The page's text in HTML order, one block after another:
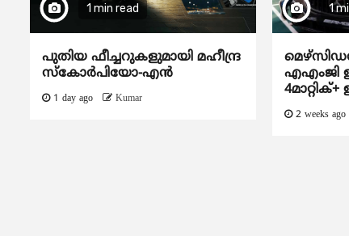
1 min read
പുതിയ ഫീച്ചറുകളുമായി മഹീന്ദ്ര
സ്കോർപിയോ-എൻ
1 day ago Kumar
1
എഎംജി
2 weeks ago